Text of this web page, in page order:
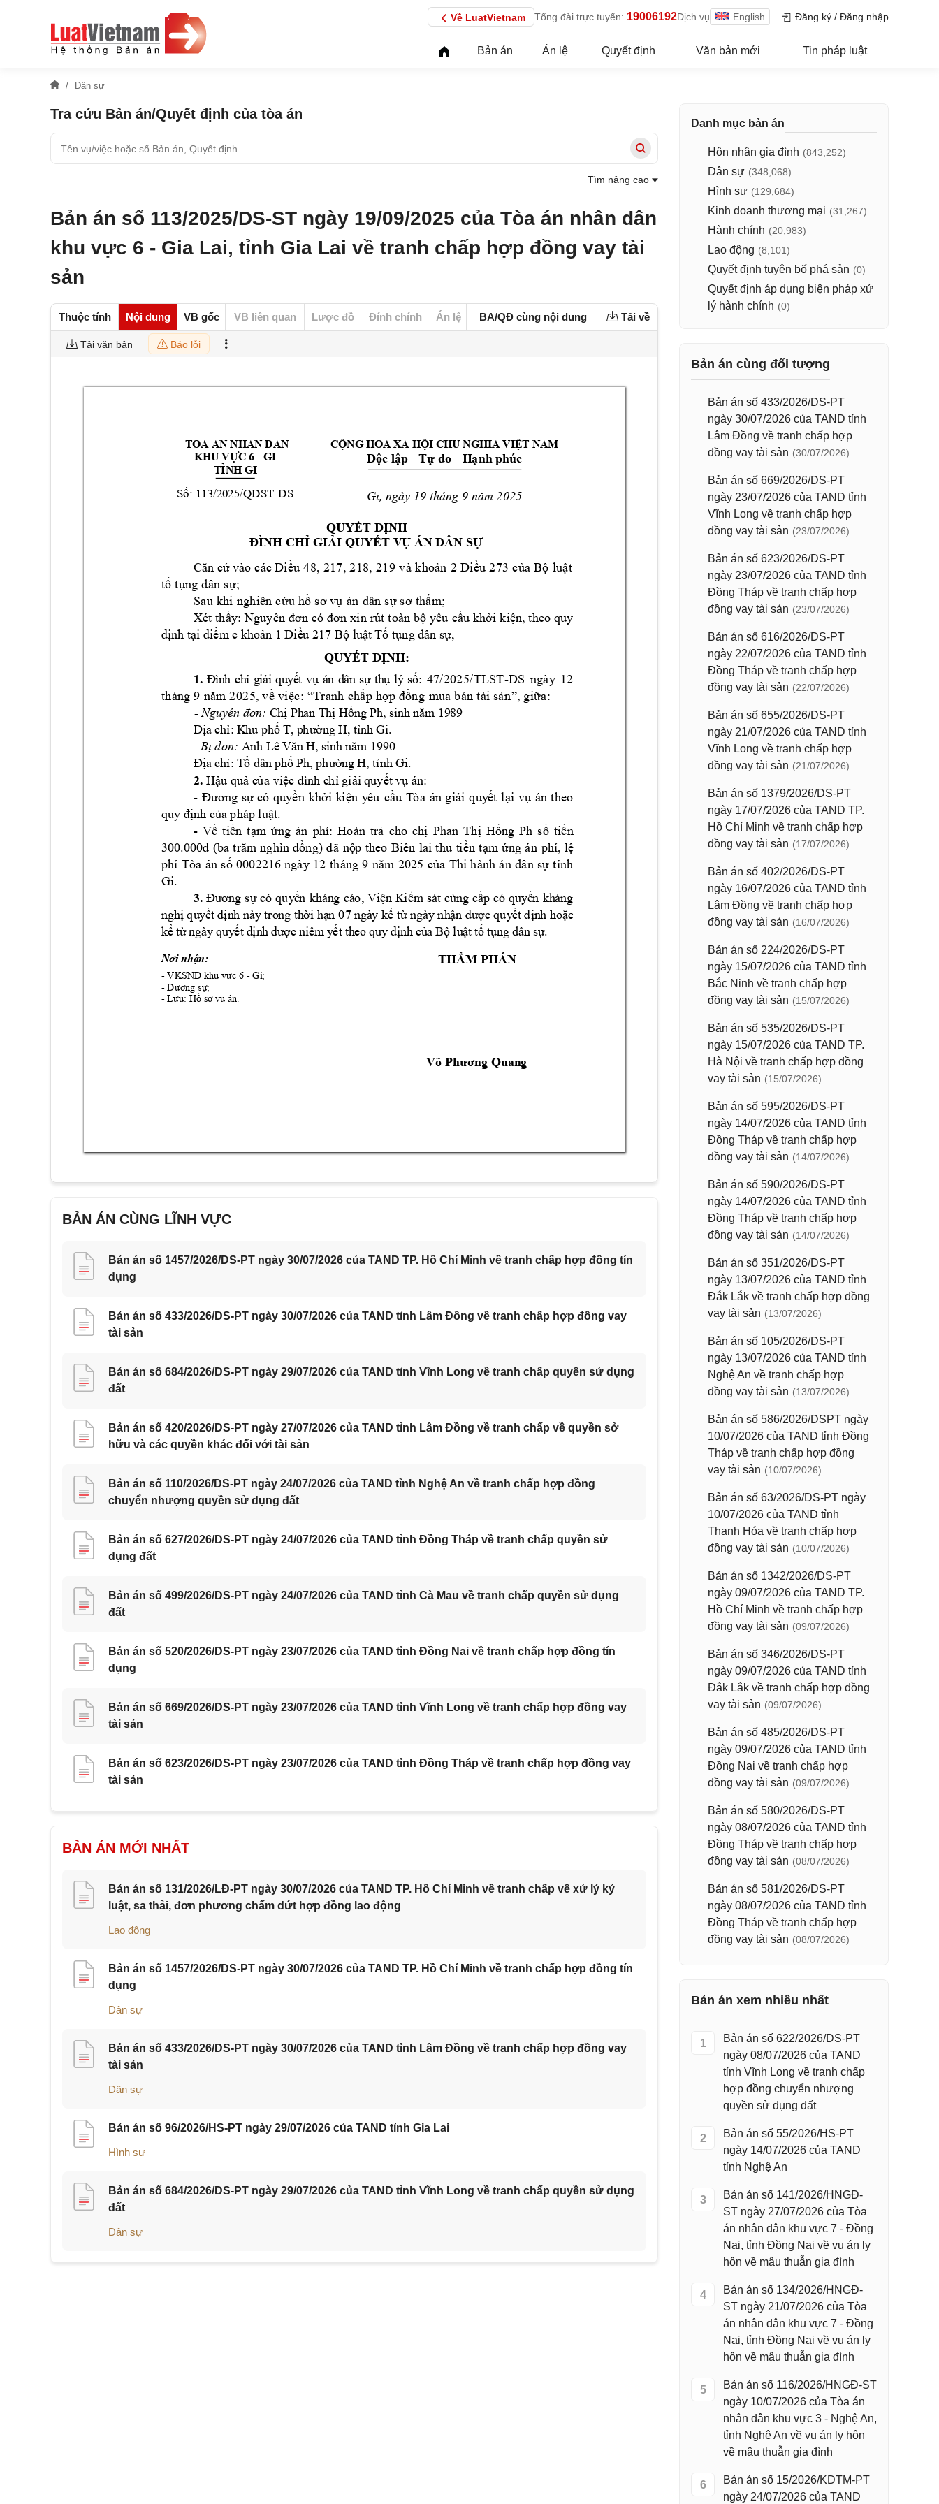
Về LuatVietnam Tổng đài trực tuyến: 19006192Dịch vụ English Đăng ký / Đăng nhập
Bản án Án lệ Quyết định Văn bản mới Tin pháp luật
Dân sự
Tra cứu Bản án/Quyết định của tòa án
Tìm nâng cao
Bản án số 113/2025/DS-ST ngày 19/09/2025 của Tòa án nhân dân
khu vực 6 - Gia Lai, tỉnh Gia Lai về tranh chấp hợp đồng vay tài
sản
Thuộc tính Nội dung VB gốc VB liên quan Lược đồ Đính chính Án lệ BA/QĐ cùng nội dung Tải về
Tải văn bản Báo lỗi
TÒA ÁN NHÂN DÂN
KHU VỰC 6 - GI
TỈNH GI
Số: 113/2025/QĐST-DS
CỘNG HÒA XÃ HỘI CHỦ NGHĨA VIỆT NAM
Độc lập - Tự do - Hạnh phúc
Gi, ngày 19 tháng 9 năm 2025
QUYẾT ĐỊNH
ĐÌNH CHỈ GIẢI QUYẾT VỤ ÁN DÂN SỰ
Căn cứ vào các Điều 48, 217, 218, 219 và khoản 2 Điều 273 của Bộ luật
tố tụng dân sự;
Sau khi nghiên cứu hồ sơ vụ án dân sự sơ thẩm;
Xét thấy: Nguyên đơn có đơn xin rút toàn bộ yêu cầu khởi kiện, theo quy
định tại điểm c khoản 1 Điều 217 Bộ luật Tố tụng dân sự,
QUYẾT ĐỊNH:
1. Đình chỉ giải quyết vụ án dân sự thụ lý số: 47/2025/TLST-DS ngày 12
tháng 9 năm 2025, về việc: “Tranh chấp hợp đồng mua bán tài sản”, giữa:
- Nguyên đơn: Chị Phan Thị Hồng Ph, sinh năm 1989
Địa chỉ: Khu phố T, phường H, tỉnh Gi.
- Bị đơn: Anh Lê Văn H, sinh năm 1990
Địa chỉ: Tổ dân phố Ph, phường H, tỉnh Gi.
2. Hậu quả của việc đình chỉ giải quyết vụ án:
- Đương sự có quyền khởi kiện yêu cầu Tòa án giải quyết lại vụ án theo
quy định của pháp luật.
- Về tiền tạm ứng án phí: Hoàn trả cho chị Phan Thị Hồng Ph số tiền
300.000đ (ba trăm nghìn đồng) đã nộp theo Biên lai thu tiền tạm ứng án phí, lệ
phí Tòa án số 0002216 ngày 12 tháng 9 năm 2025 của Thi hành án dân sự tỉnh
Gi.
3. Đương sự có quyền kháng cáo, Viện Kiểm sát cùng cấp có quyền kháng
nghị quyết định này trong thời hạn 07 ngày kể từ ngày nhận được quyết định hoặc
kể từ ngày quyết định được niêm yết theo quy định của Bộ luật tố tụng dân sự.
Nơi nhận:
- VKSND khu vực 6 - Gi;
- Đương sự;
- Lưu: Hồ sơ vụ án.
THẨM PHÁN
Võ Phương Quang
BẢN ÁN CÙNG LĨNH VỰC
Bản án số 1457/2026/DS-PT ngày 30/07/2026 của TAND TP. Hồ Chí Minh về tranh chấp hợp đồng tín
dụng
Bản án số 433/2026/DS-PT ngày 30/07/2026 của TAND tỉnh Lâm Đồng về tranh chấp hợp đồng vay
tài sản
Bản án số 684/2026/DS-PT ngày 29/07/2026 của TAND tỉnh Vĩnh Long về tranh chấp quyền sử dụng
đất
Bản án số 420/2026/DS-PT ngày 27/07/2026 của TAND tỉnh Lâm Đồng về tranh chấp về quyền sở
hữu và các quyền khác đối với tài sản
Bản án số 110/2026/DS-PT ngày 24/07/2026 của TAND tỉnh Nghệ An về tranh chấp hợp đồng
chuyển nhượng quyền sử dụng đất
Bản án số 627/2026/DS-PT ngày 24/07/2026 của TAND tỉnh Đồng Tháp về tranh chấp quyền sử
dụng đất
Bản án số 499/2026/DS-PT ngày 24/07/2026 của TAND tỉnh Cà Mau về tranh chấp quyền sử dụng
đất
Bản án số 520/2026/DS-PT ngày 23/07/2026 của TAND tỉnh Đồng Nai về tranh chấp hợp đồng tín
dụng
Bản án số 669/2026/DS-PT ngày 23/07/2026 của TAND tỉnh Vĩnh Long về tranh chấp hợp đồng vay
tài sản
Bản án số 623/2026/DS-PT ngày 23/07/2026 của TAND tỉnh Đồng Tháp về tranh chấp hợp đồng vay
tài sản
BẢN ÁN MỚI NHẤT
Bản án số 131/2026/LĐ-PT ngày 30/07/2026 của TAND TP. Hồ Chí Minh về tranh chấp về xử lý kỷ
luật, sa thải, đơn phương chấm dứt hợp đồng lao động
Lao động
Bản án số 1457/2026/DS-PT ngày 30/07/2026 của TAND TP. Hồ Chí Minh về tranh chấp hợp đồng tín
dụng
Dân sự
Bản án số 433/2026/DS-PT ngày 30/07/2026 của TAND tỉnh Lâm Đồng về tranh chấp hợp đồng vay
tài sản
Dân sự
Bản án số 96/2026/HS-PT ngày 29/07/2026 của TAND tỉnh Gia Lai
Hình sự
Bản án số 684/2026/DS-PT ngày 29/07/2026 của TAND tỉnh Vĩnh Long về tranh chấp quyền sử dụng
đất
Dân sự
Danh mục bản án
Hôn nhân gia đình (843,252)
Dân sự (348,068)
Hình sự (129,684)
Kinh doanh thương mại (31,267)
Hành chính (20,983)
Lao động (8,101)
Quyết định tuyên bố phá sản (0)
Quyết định áp dụng biện pháp xử
lý hành chính (0)
Bản án cùng đối tượng
Bản án số 433/2026/DS-PT
ngày 30/07/2026 của TAND tỉnh
Lâm Đồng về tranh chấp hợp
đồng vay tài sản (30/07/2026)
Bản án số 669/2026/DS-PT
ngày 23/07/2026 của TAND tỉnh
Vĩnh Long về tranh chấp hợp
đồng vay tài sản (23/07/2026)
Bản án số 623/2026/DS-PT
ngày 23/07/2026 của TAND tỉnh
Đồng Tháp về tranh chấp hợp
đồng vay tài sản (23/07/2026)
Bản án số 616/2026/DS-PT
ngày 22/07/2026 của TAND tỉnh
Đồng Tháp về tranh chấp hợp
đồng vay tài sản (22/07/2026)
Bản án số 655/2026/DS-PT
ngày 21/07/2026 của TAND tỉnh
Vĩnh Long về tranh chấp hợp
đồng vay tài sản (21/07/2026)
Bản án số 1379/2026/DS-PT
ngày 17/07/2026 của TAND TP.
Hồ Chí Minh về tranh chấp hợp
đồng vay tài sản (17/07/2026)
Bản án số 402/2026/DS-PT
ngày 16/07/2026 của TAND tỉnh
Lâm Đồng về tranh chấp hợp
đồng vay tài sản (16/07/2026)
Bản án số 224/2026/DS-PT
ngày 15/07/2026 của TAND tỉnh
Bắc Ninh về tranh chấp hợp
đồng vay tài sản (15/07/2026)
Bản án số 535/2026/DS-PT
ngày 15/07/2026 của TAND TP.
Hà Nội về tranh chấp hợp đồng
vay tài sản (15/07/2026)
Bản án số 595/2026/DS-PT
ngày 14/07/2026 của TAND tỉnh
Đồng Tháp về tranh chấp hợp
đồng vay tài sản (14/07/2026)
Bản án số 590/2026/DS-PT
ngày 14/07/2026 của TAND tỉnh
Đồng Tháp về tranh chấp hợp
đồng vay tài sản (14/07/2026)
Bản án số 351/2026/DS-PT
ngày 13/07/2026 của TAND tỉnh
Đắk Lắk về tranh chấp hợp đồng
vay tài sản (13/07/2026)
Bản án số 105/2026/DS-PT
ngày 13/07/2026 của TAND tỉnh
Nghệ An về tranh chấp hợp
đồng vay tài sản (13/07/2026)
Bản án số 586/2026/DSPT ngày
10/07/2026 của TAND tỉnh Đồng
Tháp về tranh chấp hợp đồng
vay tài sản (10/07/2026)
Bản án số 63/2026/DS-PT ngày
10/07/2026 của TAND tỉnh
Thanh Hóa về tranh chấp hợp
đồng vay tài sản (10/07/2026)
Bản án số 1342/2026/DS-PT
ngày 09/07/2026 của TAND TP.
Hồ Chí Minh về tranh chấp hợp
đồng vay tài sản (09/07/2026)
Bản án số 346/2026/DS-PT
ngày 09/07/2026 của TAND tỉnh
Đắk Lắk về tranh chấp hợp đồng
vay tài sản (09/07/2026)
Bản án số 485/2026/DS-PT
ngày 09/07/2026 của TAND tỉnh
Đồng Nai về tranh chấp hợp
đồng vay tài sản (09/07/2026)
Bản án số 580/2026/DS-PT
ngày 08/07/2026 của TAND tỉnh
Đồng Tháp về tranh chấp hợp
đồng vay tài sản (08/07/2026)
Bản án số 581/2026/DS-PT
ngày 08/07/2026 của TAND tỉnh
Đồng Tháp về tranh chấp hợp
đồng vay tài sản (08/07/2026)
Bản án xem nhiều nhất
1
Bản án số 622/2026/DS-PT
ngày 08/07/2026 của TAND
tỉnh Vĩnh Long về tranh chấp
hợp đồng chuyển nhượng
quyền sử dụng đất
2
Bản án số 55/2026/HS-PT
ngày 14/07/2026 của TAND
tỉnh Nghệ An
3
Bản án số 141/2026/HNGĐ-
ST ngày 27/07/2026 của Tòa
án nhân dân khu vực 7 - Đồng
Nai, tỉnh Đồng Nai về vụ án ly
hôn về mâu thuẫn gia đình
4
Bản án số 134/2026/HNGĐ-
ST ngày 21/07/2026 của Tòa
án nhân dân khu vực 7 - Đồng
Nai, tỉnh Đồng Nai về vụ án ly
hôn về mâu thuẫn gia đình
5
Bản án số 116/2026/HNGĐ-ST
ngày 10/07/2026 của Tòa án
nhân dân khu vực 3 - Nghệ An,
tỉnh Nghệ An về vụ án ly hôn
về mâu thuẫn gia đình
6
Bản án số 15/2026/KDTM-PT
ngày 24/07/2026 của TAND